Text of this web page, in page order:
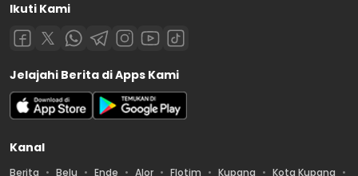
Ikuti Kami
Jelajahi Berita di Apps Kami
Kanal
Berita Belu Ende Alor Flotim Kupang Kota Kupang